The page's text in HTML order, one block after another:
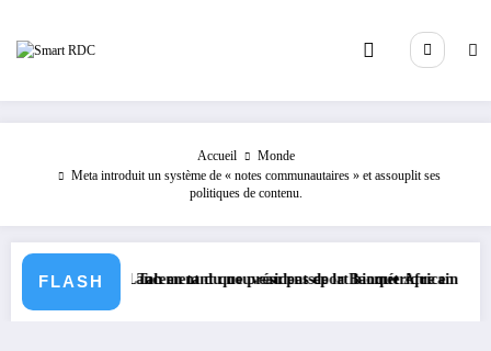
contenu
Accueil
Monde
Meta introduit un système de « notes communautaires » et assouplit ses
politiques de contenu.
FLASH
Ould Tah en tant que président de la Banque Africaine de
Lancement du nouveau passeport biométrique en RDC